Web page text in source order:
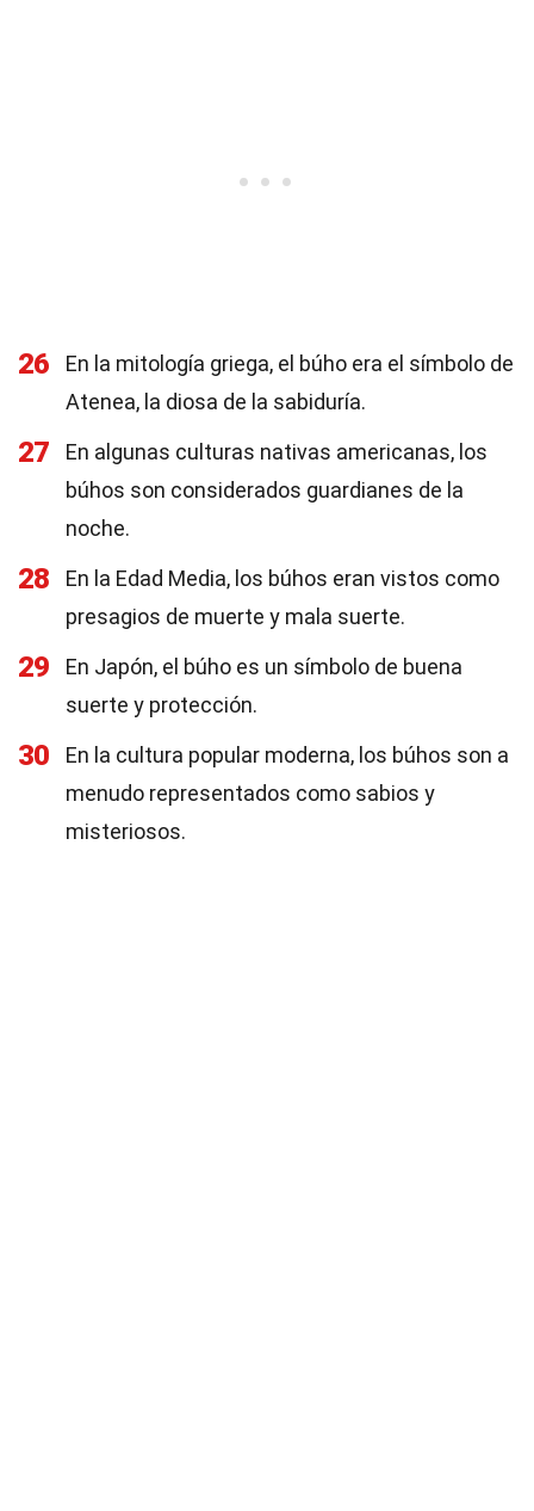
26
En la mitología griega, el búho era el símbolo de
Atenea, la diosa de la sabiduría.
27
En algunas culturas nativas americanas, los
búhos son considerados guardianes de la
noche.
28
En la Edad Media, los búhos eran vistos como
presagios de muerte y mala suerte.
29
En Japón, el búho es un símbolo de buena
suerte y protección.
30
En la cultura popular moderna, los búhos son a
menudo representados como sabios y
misteriosos.